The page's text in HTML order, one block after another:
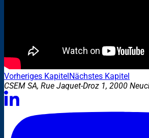
Vorheriges Kapitel Nächstes Kapitel
CSEM SA, Rue Jaquet-Droz 1, 2000